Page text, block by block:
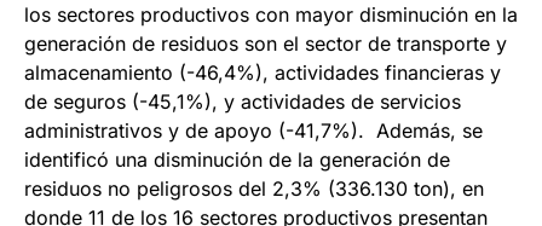
los sectores productivos con mayor disminución en la
generación de residuos son el sector de transporte y
almacenamiento (-46,4%), actividades financieras y
de seguros (-45,1%), y actividades de servicios
administrativos y de apoyo (-41,7%). Además, se
identificó una disminución de la generación de
residuos no peligrosos del 2,3% (336.130 ton), en
donde 11 de los 16 sectores productivos presentan